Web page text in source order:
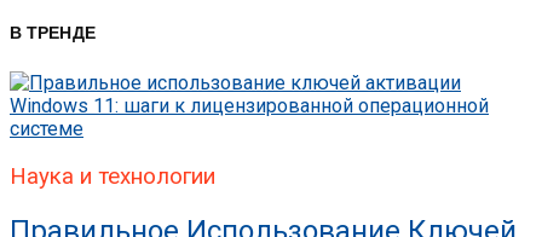
В ТРЕНДЕ
Наука и технологии